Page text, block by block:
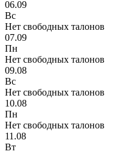
06.09
Вс
Нет свободных талонов
07.09
Пн
Нет свободных талонов
09.08
Вс
Нет свободных талонов
10.08
Пн
Нет свободных талонов
11.08
Вт